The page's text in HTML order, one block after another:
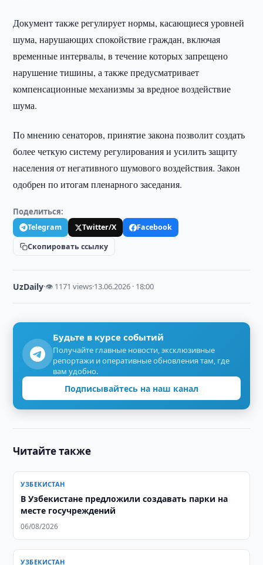
Документ также регулирует нормы, касающиеся уровней
шума, нарушающих спокойствие граждан, включая
временные интервалы, в течение которых запрещено
нарушение тишины, а также предусматривает
компенсационные механизмы за вредное воздействие
шума.
По мнению сенаторов, принятие закона позволит создать
более четкую систему регулирования и усилить защиту
населения от негативного шумового воздействия. Закон
одобрен по итогам пленарного заседания.
Поделиться:
Telegram Twitter/X
Facebook
Скопировать ссылку
UzDaily·👁 1171 views·13.06.2026 · 18:00
Будьте в курсе событий
Получайте главные новости, эксклюзивные
репортажи и оперативные обновления там, где
вам удобно.
Подписывайтесь на наш канал
Читайте также
УЗБЕКИСТАН
В Узбекистане предложили создавать парки на
месте госучреждений
06/08/2026
УЗБЕКИСТАН